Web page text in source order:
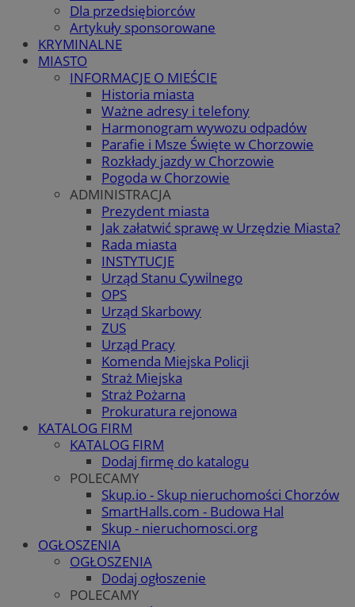
Dla przedsiębiorców
Artykuły sponsorowane
KRYMINALNE
MIASTO
INFORMACJE O MIEŚCIE
Historia miasta
Ważne adresy i telefony
Harmonogram wywozu odpadów
Parafie i Msze Święte w Chorzowie
Rozkłady jazdy w Chorzowie
Pogoda w Chorzowie
ADMINISTRACJA
Prezydent miasta
Jak załatwić sprawę w Urzędzie Miasta?
Rada miasta
INSTYTUCJE
Urząd Stanu Cywilnego
OPS
Urząd Skarbowy
ZUS
Urząd Pracy
Komenda Miejska Policji
Straż Miejska
Straż Pożarna
Prokuratura rejonowa
KATALOG FIRM
KATALOG FIRM
Dodaj firmę do katalogu
POLECAMY
Skup.io - Skup nieruchomości Chorzów
SmartHalls.com - Budowa Hal
Skup - nieruchomosci.org
OGŁOSZENIA
OGŁOSZENIA
Dodaj ogłoszenie
POLECAMY